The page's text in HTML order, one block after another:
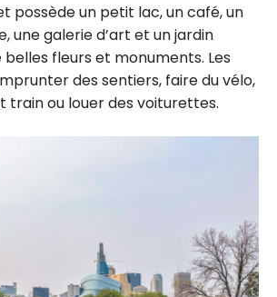
possède un petit lac, un café, un
une galerie d’art et un jardin
belles fleurs et monuments. Les
des sentiers, faire du vélo,
train ou louer des voiturettes.